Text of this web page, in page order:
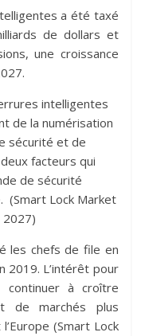
a été taxé
de dollars et
une croissance
intelligentes
de la numérisation
sécurité et de
facteurs qui
de sécurité
(Smart Lock Market
2027)
les chefs de file en
2019. L’intérêt pour
continuer à croître
de marchés plus
(Smart Lock